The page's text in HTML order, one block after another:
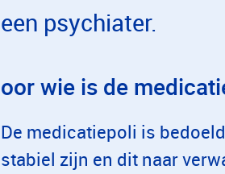
een psychiater.
oor wie is de
De medicatiepoli is
stabiel zijn en dit naar